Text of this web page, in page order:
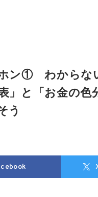
ン① わからな
」と「お金の色
う